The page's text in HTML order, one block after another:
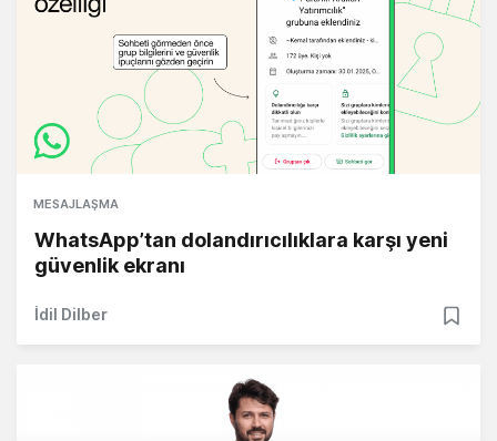
MESAJLAŞMA
WhatsApp’tan dolandırıcılıklara karşı yeni
güvenlik ekranı
İdil Dilber